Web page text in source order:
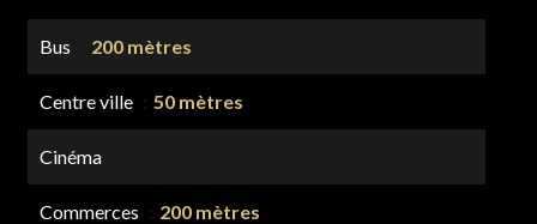
Bus 200 mètres
Centre ville 50 mètres
Cinéma
Commerces 200 mètres